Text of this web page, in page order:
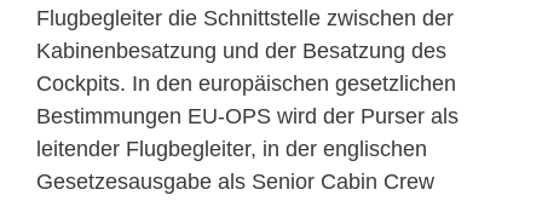
Flugbegleiter die Schnittstelle zwischen der
Kabinenbesatzung und der Besatzung des
Cockpits. In den europäischen gesetzlichen
Bestimmungen EU-OPS wird der Purser als
leitender Flugbegleiter, in der englischen
Gesetzesausgabe als Senior Cabin Crew